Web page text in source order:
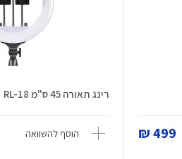
499 ₪
רינג תאורה 45 ס"מ RL-18
הוסף להשוואה